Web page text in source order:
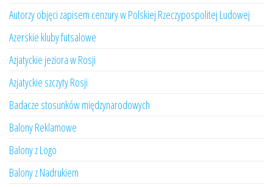
Autorzy objęci zapisem cenzury w Polskiej Rzeczypospolitej Ludowej
Azerskie kluby futsalowe
Azjatyckie jeziora w Rosji
Azjatyckie szczyty Rosji
Badacze stosunków międzynarodowych
Balony Reklamowe
Balony z Logo
Balony z Nadrukiem